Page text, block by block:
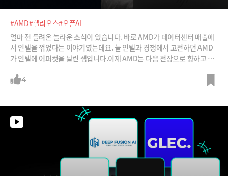
#AMD#헬리오스#오픈AI
얼마 전 들려온 놀라운 소식이 있습니다. 바로 AMD가 데이터센터 매출에
서 인텔을 꺾었다는 이야기였는데요. 늘 인텔과 경쟁에서 고전하던 AMD
가 인텔에 어퍼컷을 날린 셈입니다.이제 AMD는 다음 전장으로 향하고 있
균열을 낸다는 계획인데요. 그 선봉에는 AMD가 몇 년 간의 노력으로 완성
4